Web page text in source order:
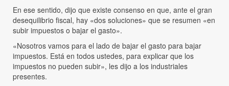
En ese sentido, dijo que existe consenso en que, ante el gran
desequilibrio fiscal, hay «dos soluciones» que se resumen «en
subir impuestos o bajar el gasto».
«Nosotros vamos para el lado de bajar el gasto para bajar
impuestos. Está en todos ustedes, para explicar que los
impuestos no pueden subir», les dijo a los industriales
presentes.